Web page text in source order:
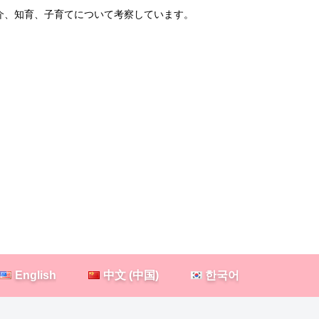
知育、子育てについて考察しています。
English 中文 (中国) 한국어